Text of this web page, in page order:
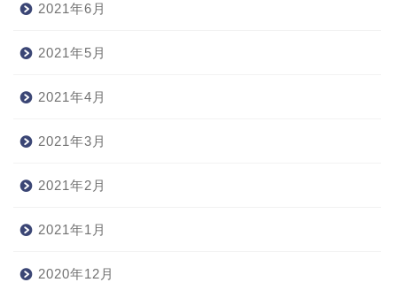
2021年6月
2021年5月
2021年4月
2021年3月
2021年2月
2021年1月
2020年12月